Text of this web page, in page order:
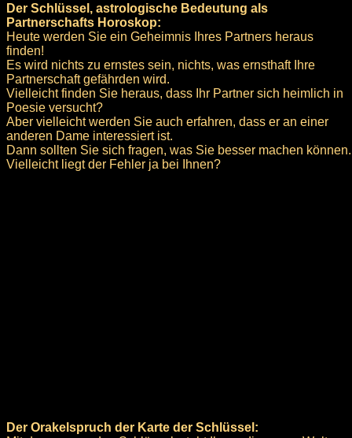
Der Schlüssel, astrologische Bedeutung als
Partnerschafts Horoskop:
Heute werden Sie ein Geheimnis Ihres Partners heraus
finden!
Es wird nichts zu ernstes sein, nichts, was ernsthaft Ihre
Partnerschaft gefährden wird.
Vielleicht finden Sie heraus, dass Ihr Partner sich heimlich in
Poesie versucht?
Aber vielleicht werden Sie auch erfahren, dass er an einer
anderen Dame interessiert ist.
Dann sollten Sie sich fragen, was Sie besser machen können.
Vielleicht liegt der Fehler ja bei Ihnen?
Der Orakelspruch der Karte der Schlüssel: